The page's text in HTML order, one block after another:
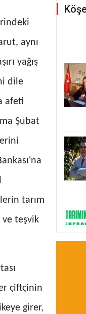
aynı
yağış
dile
afeti
Şubat
tarım
ve teşvik
çiftçinin
girer,